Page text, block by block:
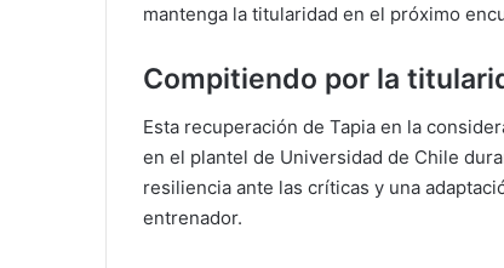
mantenga la titularidad en el próximo
Compitiendo por la
Esta recuperación de Tapia en la
en el plantel de Universidad de Chile
resiliencia ante las críticas y una
entrenador.